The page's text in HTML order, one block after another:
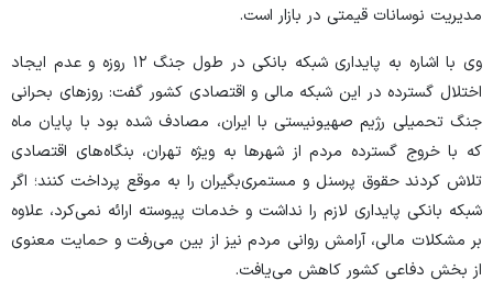
مدیریت نوسانات قیمتی در بازار است.
وی با اشاره به پایداری شبکه بانکی در طول جنگ ۱۲ روزه و عدم ایجاد
اختلال گسترده در این شبکه مالی و اقتصادی کشور گفت: روز‌های بحرانی
جنگ تحمیلی رژیم صهیونیستی با ایران، مصادف شده بود با پایان ماه
که با خروج گسترده مردم از شهر‌ها به ویژه تهران، بنگاه‌های اقتصادی
تلاش کردند حقوق پرسنل و مستمری‌بگیران را به موقع پرداخت کنند؛ اگر
شبکه بانکی پایداری لازم را نداشت و خدمات پیوسته ارائه نمی‌کرد، علاوه
بر مشکلات مالی، آرامش روانی مردم نیز از بین می‌رفت و حمایت معنوی
از بخش دفاعی کشور کاهش می‌یافت.